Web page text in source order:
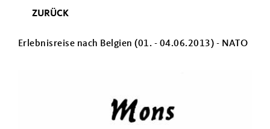
ZURÜCK
Erlebnisreise nach Belgien (01. - 04.06.2013) - NATO